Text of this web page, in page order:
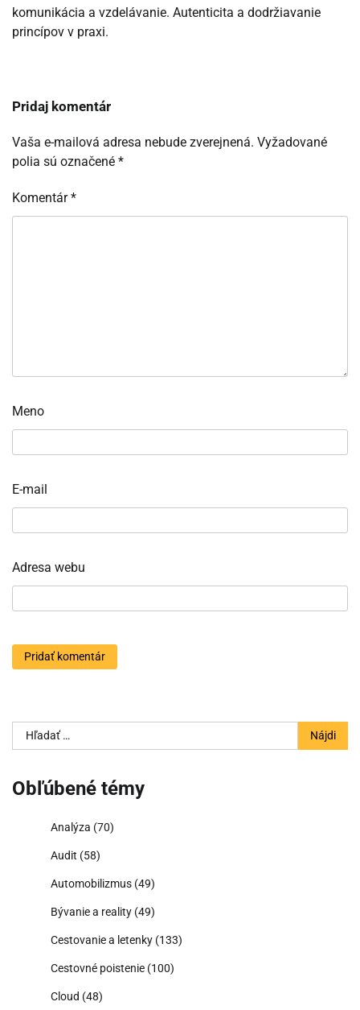
komunikácia a vzdelávanie. Autenticita a dodržiavanie
princípov v praxi.
Pridaj komentár
Vaša e-mailová adresa nebude zverejnená. Vyžadované
polia sú označené *
Komentár*
Meno
E-mail
Adresa webu
Hľadať:
Obľúbené témy
Analýza (70)
Audit (58)
Automobilizmus (49)
Bývanie a reality (49)
Cestovanie a letenky (133)
Cestovné poistenie (100)
Cloud (48)